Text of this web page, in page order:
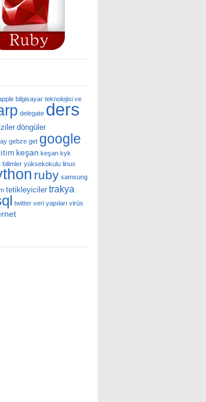
bilgisayar teknolojisi ve
delegate ders
döngüler
gebze get google
keşan keşan kyk
bilimler yüksekokulu linux
ruby samsung
tetikleyiciler trakya
twitter veri yapıları virüs